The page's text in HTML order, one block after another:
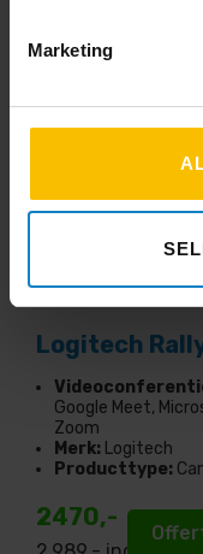
Marketing
Logitech
Google Meet,
Zoom
Merk: Logitech
Producttype:
2470,-